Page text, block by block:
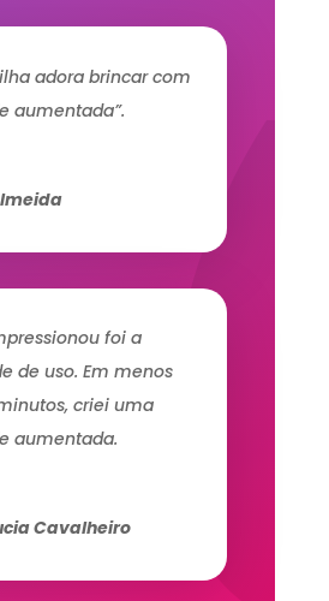
adora brincar com
aumentada”.
foi a
de uso. Em menos
criei uma
aumentada.
Cavalheiro